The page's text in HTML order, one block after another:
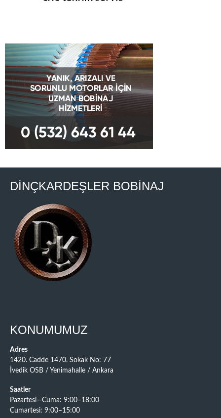
DİNÇKARDEŞLER BOBİNAJ
KONUMUMUZ
Adres
1420. Cadde 1470. Sokak No: 77
İvedik OSB / Yenimahalle / Ankara
Saatler
Pazartesi—Cuma: 9:00–18:00
Cumartesi: 9:00–15:00